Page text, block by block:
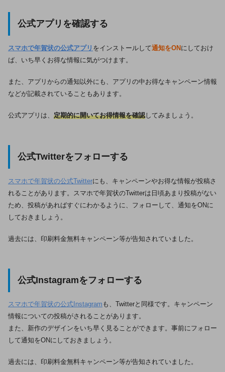
公式アプリを確認する
スマホで年賀状の公式アプリ をインストールして通知をON にしておけ
ば、いち早くお得な情報に気がつけます。
また、アプリからの通知以外にも、アプリの中お得なキャンペーン情報
などが記載されていることもあります。
公式アプリは、 定期的に開いてお得情報を確認してみましょう。
公式Twitterをフォローする
スマホで年賀状の公式Twitterにも、キャンペーンやお得な情報が投稿さ
れることがあります。スマホで年賀状のTwitterは日頃あまり投稿がない
ため、投稿があればすぐにわかるように、フォローして、通知をONに
しておきましょう。
過去には、印刷料金無料キャンペーン等が告知されていました。
公式Instagramをフォローする
スマホで年賀状の公式Instagram も、Twitterと同様です。キャンペーン
情報についての投稿がされることがあります。
また、新作のデザインをいち早く見ることができます。事前にフォロー
して通知をONにしておきましょう。
過去には、印刷料金無料キャンペーン等が告知されていました。